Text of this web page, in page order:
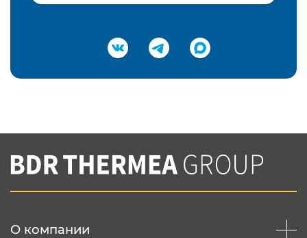
Подтвердить e-mail
Вы соглашаетесь с нашей политикой
конфеденциальности
О компании